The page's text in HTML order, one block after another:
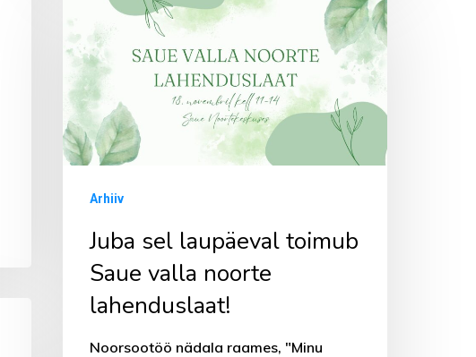
laupäeval
toimub
Saue
valla
noorte
lahenduslaat!
Arhiiv
Juba sel laupäeval toimub
Saue valla noorte
lahenduslaat!
Noorsootöö nädala raames, "Minu